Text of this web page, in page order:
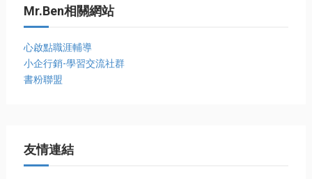
Mr.Ben相關網站
心啟點職涯輔導
小企行銷-學習交流社群
書粉聯盟
友情連結